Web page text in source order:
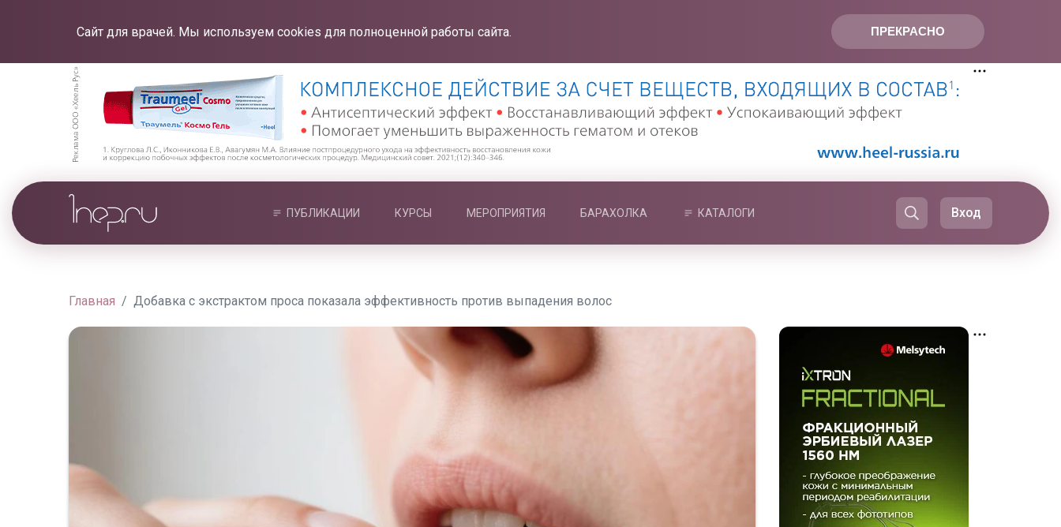
ПРЕКРАСНО
Сайт для врачей. Мы используем cookies для полноценной работы сайта.
ПУБЛИКАЦИИ КУРСЫ МЕРОПРИЯТИЯ БАРАХОЛКА КАТАЛОГИ Вход
Главная Добавка с экстрактом проса показала эффективность против выпадения волос